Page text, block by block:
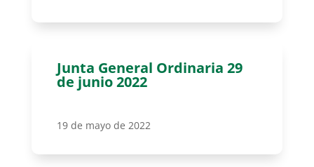
Junta General Ordinaria 29
de junio 2022
19 de mayo de 2022